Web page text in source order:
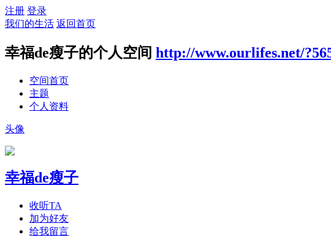
注册 登录
我们的生活 返回首页
幸福de瘦子的个人空间 http://www.ourlifes.net/
空间首页
主题
个人资料
头像
幸福de瘦子
收听TA
加为好友
给我留言